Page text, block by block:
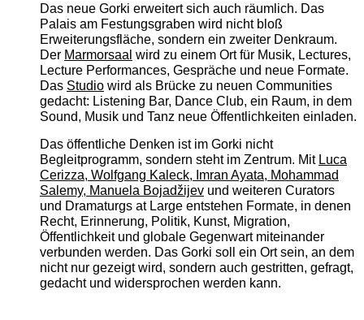
Das neue Gorki erweitert sich auch räumlich. Das
Palais am Festungsgraben wird nicht bloß
Erweiterungsfläche, sondern ein zweiter Denkraum.
Der Marmorsaal wird zu einem Ort für Musik, Lectures,
Lecture Performances, Gespräche und neue Formate.
Das Studiowird als Brücke zu neuen Communities
gedacht: Listening Bar, Dance Club, ein Raum, in dem
Sound, Musik und Tanz neue Öffentlichkeiten einladen.
Das öffentliche Denken ist im Gorki nicht
Begleitprogramm, sondern steht im Zentrum. Mit Luca
Cerizza, Wolfgang Kaleck, Imran Ayata, Mohammad
Salemy, Manuela Bojadžijevund weiteren Curators
und Dramaturgs at Large entstehen Formate, in denen
Recht, Erinnerung, Politik, Kunst, Migration,
Öffentlichkeit und globale Gegenwart miteinander
verbunden werden. Das Gorki soll ein Ort sein, an dem
nicht nur gezeigt wird, sondern auch gestritten, gefragt,
gedacht und widersprochen werden kann.